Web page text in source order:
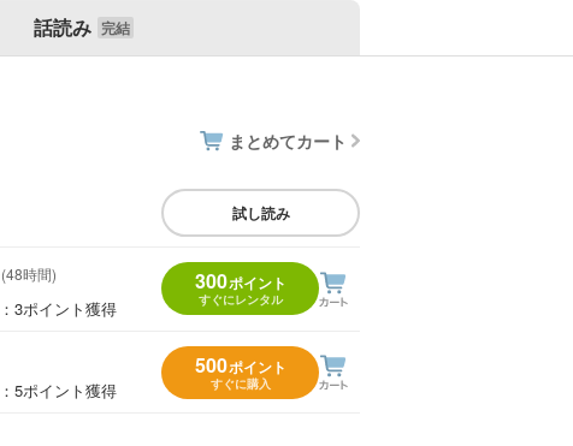
話読み
まとめてカート
試し読み
(48時間)
：3ポイント獲得
300ポイント
すぐにレンタル
：5ポイント獲得
500ポイント
すぐに購入